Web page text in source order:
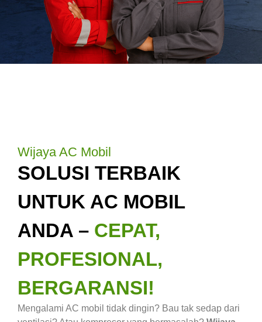
Wijaya AC Mobil
SOLUSI TERBAIK
UNTUK AC MOBIL
ANDA – CEPAT,
PROFESIONAL,
BERGARANSI!
Mengalami AC mobil tidak dingin? Bau tak sedap dari